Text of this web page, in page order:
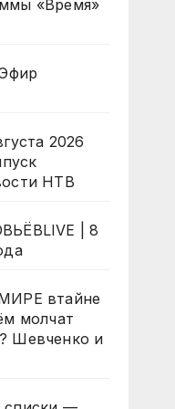
«Время»
2026
НТВ
| 8
втайне
молчат
Шевченко и